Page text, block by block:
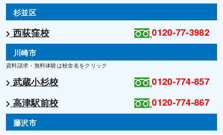
杉並区
西荻窪校 0120-77-3982
川崎市
資料請求・無料体験は校舎名をクリック
武蔵小杉校
0120-774-857
高津駅前校
0120-774-867
藤沢市